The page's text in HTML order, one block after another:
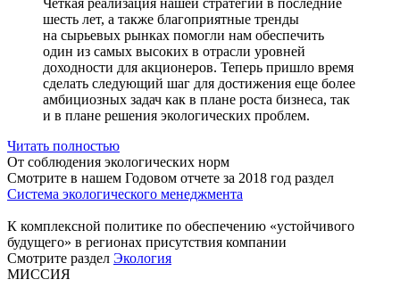
Четкая реализация нашей стратегии в последние
шесть лет, а также благоприятные тренды
на сырьевых рынках помогли нам обеспечить
один из самых высоких в отрасли уровней
доходности для акционеров. Теперь пришло время
сделать следующий шаг для достижения еще более
амбициозных задач как в плане роста бизнеса, так
и в плане решения экологических проблем.
Читать полностью
От соблюдения экологических норм
Смотрите в нашем Годовом отчете за 2018 год раздел
Система экологического менеджмента
К комплексной политике по обеспечению «устойчивого
будущего» в регионах присутствия компании
Смотрите раздел Экология
МИССИЯ